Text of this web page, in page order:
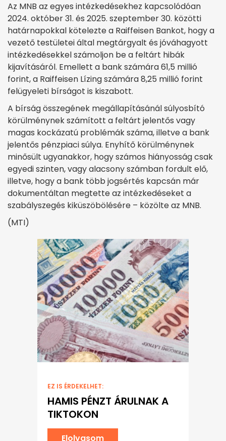
Az MNB az egyes intézkedésekhez kapcsolódóan
2024. október 31. és 2025. szeptember 30. közötti
határnapokkal kötelezte a Raiffeisen Bankot, hogy a
vezető testületei által megtárgyalt és jóváhagyott
intézkedésekkel számoljon be a feltárt hibák
kijavításáról. Emellett a bank számára 61,5 millió
forint, a Raiffeisen Lízing számára 8,25 millió forint
felügyeleti bírságot is kiszabott.
A bírság összegének megállapításánál súlyosbító
körülménynek számított a feltárt jelentős vagy
magas kockázatú problémák száma, illetve a bank
jelentős pénzpiaci súlya. Enyhítő körülménynek
minősült ugyanakkor, hogy számos hiányosság csak
egyedi szinten, vagy alacsony számban fordult elő,
illetve, hogy a bank több jogsértés kapcsán már
dokumentáltan megtette az intézkedéseket a
szabályszegés kiküszöbölésére – közölte az MNB.
(MTI)
EZ IS ÉRDEKELHET:
HAMIS PÉNZT ÁRULNAK A
TIKTOKON
Elolvasom